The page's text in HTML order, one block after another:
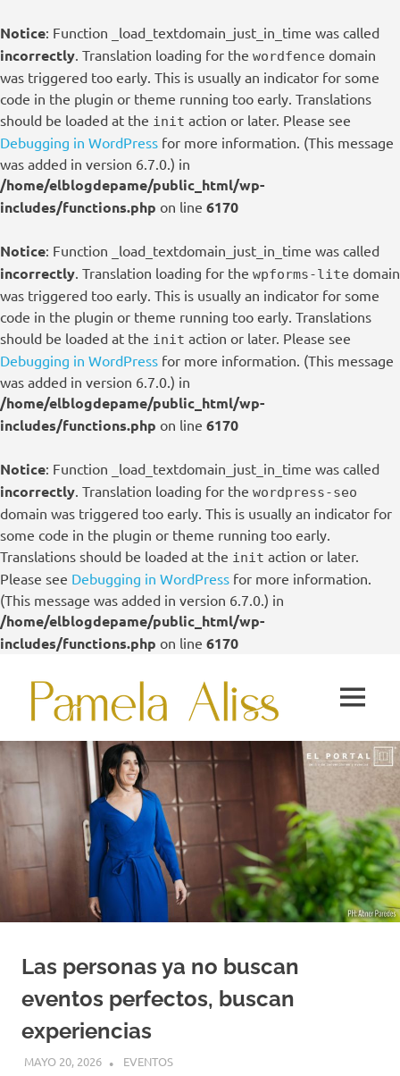
Notice: Function _load_textdomain_just_in_time was called
incorrectly. Translation loading for the wordfence domain
was triggered too early. This is usually an indicator for some
code in the plugin or theme running too early. Translations
should be loaded at the init action or later. Please see
Debugging in WordPress for more information. (This message
was added in version 6.7.0.) in
/home/elblogdepame/public_html/wp-
includes/functions.php on line 6170
Notice: Function _load_textdomain_just_in_time was called
incorrectly. Translation loading for the wpforms-lite domain
was triggered too early. This is usually an indicator for some
code in the plugin or theme running too early. Translations
should be loaded at the init action or later. Please see
Debugging in WordPress for more information. (This message
was added in version 6.7.0.) in
/home/elblogdepame/public_html/wp-
includes/functions.php on line 6170
Notice: Function _load_textdomain_just_in_time was called
incorrectly. Translation loading for the wordpress-seo
domain was triggered too early. This is usually an indicator for
some code in the plugin or theme running too early.
Translations should be loaded at the init action or later.
Please see Debugging in WordPress for more information.
(This message was added in version 6.7.0.) in
/home/elblogdepame/public_html/wp-
includes/functions.php on line 6170
contenido
Pame
Aliss
–
Portal
de
Convenciones
y
Eventos
MENÚ
Las personas ya no buscan
eventos perfectos, buscan
experiencias
MAYO 20, 2026 ADMIN
EVENTOS